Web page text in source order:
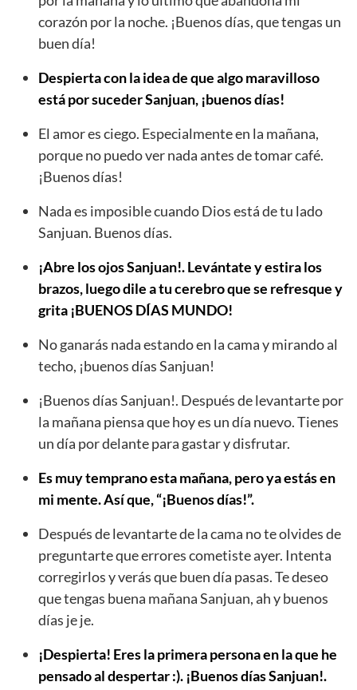
corazón por la noche. ¡Buenos días, que tengas un
buen día!
Despierta con la idea de que algo maravilloso
está por suceder Sanjuan, ¡buenos días!
El amor es ciego. Especialmente en la mañana,
porque no puedo ver nada antes de tomar café.
¡Buenos días!
Nada es imposible cuando Dios está de tu lado
Sanjuan. Buenos días.
¡Abre los ojos Sanjuan!. Levántate y estira los
brazos, luego dile a tu cerebro que se refresque y
grita ¡BUENOS DÍAS MUNDO!
No ganarás nada estando en la cama y mirando al
techo, ¡buenos días Sanjuan!
¡Buenos días Sanjuan!. Después de levantarte por
la mañana piensa que hoy es un día nuevo. Tienes
un día por delante para gastar y disfrutar.
Es muy temprano esta mañana, pero ya estás en
mi mente. Así que, “¡Buenos días!”.
Después de levantarte de la cama no te olvides de
preguntarte que errores cometiste ayer. Intenta
corregirlos y verás que buen día pasas. Te deseo
que tengas buena mañana Sanjuan, ah y buenos
días je je.
¡Despierta! Eres la primera persona en la que he
pensado al despertar :). ¡Buenos días Sanjuan!.